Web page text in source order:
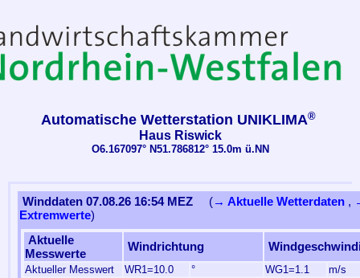
Automatische Wetterstation UNIKLIMA®
Haus Riswick
O6.167097° N51.786812° 15.0m ü.NN
Winddaten 07.08.26 16:54 MEZ (→ Aktuelle Wetterdaten ,
Extremwerte)
Aktuelle
Messwerte
Windrichtung
Aktueller Messwert WR1=10.0 ° WG1=1.1
m/s